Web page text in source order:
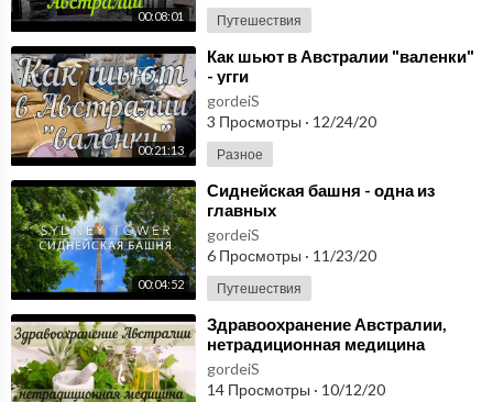
00:08:01 Путешествия
00:21:13
⁣Как шьют в Австралии "валенки"
- угги
gordeiS
3 Просмотры · 12/24/20
Разное
00:04:52
⁣Сиднейская башня - одна из
главных
достопримечательностей
Австралии
gordeiS
6 Просмотры · 11/23/20
Путешествия
⁣Здравоохранение Австралии,
нетрадиционная медицина
gordeiS
14 Просмотры · 10/12/20